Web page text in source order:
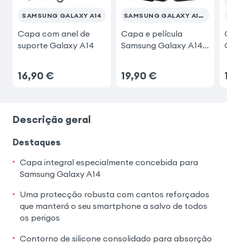
Samsung Galaxy S23 Ultra
Samsung Galaxy A52s
SAMSUNG GALAXY A14
Capa com anel de
suporte Galaxy A14
16,90 €
SAMSUNG GALAXY A14 4G / 5G
Capa e película
Samsung Galaxy A14
19,90 €
Descrição geral
Destaques
Capa integral especialmente concebida para
Samsung Galaxy A14
Uma protecção robusta com cantos reforçados
que manterá o seu smartphone a salvo de todos
os perigos
Contorno de silicone consolidado para absorção